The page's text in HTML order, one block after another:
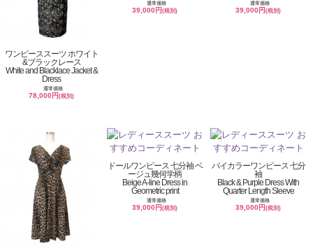
ワンピーススーツ ホワイト
&ブラックレース
White and Blacklace Jacket &
Dress
通常価格
78,000円(税別)
通常価格
39,000円(税別)
通常価格
39,000円(税別)
ドールワンピース 七分袖 ベ
ージュ幾何学柄
Beige A-line Dress in
Geometric print
通常価格
39,000円(税別)
バイカラーワンピース 七分
袖
Black & Purple Dress With
Quarter Length Sleeve
通常価格
39,000円(税別)